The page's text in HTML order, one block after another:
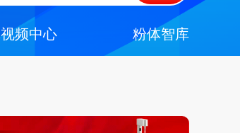
视频中心 粉体智库